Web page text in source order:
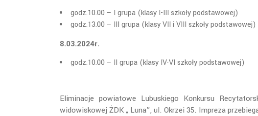
godz.10.00 – I grupa (klasy I-III szkoły podstawowej)
godz.13.00 – III grupa (klasy VII i VIII szkoły podstawowej)
8.03.2024r.
godz.10.00 – II grupa (klasy IV-VI szkoły podstawowej)
Eliminacje powiatowe Lubuskiego Konkursu
widowiskowej ŻDK „ Luna”, ul. Okrzei 35. Impreza